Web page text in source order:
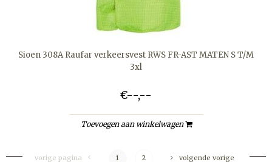
Sioen 308A Raufar verkeersvest RWS FR-AST MATEN S T/M
3xl
€--,--
Toevoegen aan winkelwagen
vorige pagina 1 2 volgende vorige